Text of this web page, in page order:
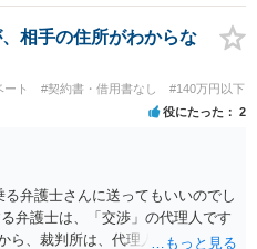
返金する意思がないものと判断
これに対する遅延損害金の支払い
必要な法的手続を直ちに講じま
、あらかじめ申し添えます。 本件
によって生じた返還義務の履行を
入先との取引関係や返金時期など
の発生や履行時期には何ら影響を
上、本件の解決を不必要に遅延さ
に返金手続を履行されるよう、強
相手の住所がわからな
ト #契約書・借用書なし #140万円以下
役にたった 2
弁護士さんに送ってもいいのでし
弁護士は、「交渉」の代理人です
ら、裁判所は、代理人宛ての訴状